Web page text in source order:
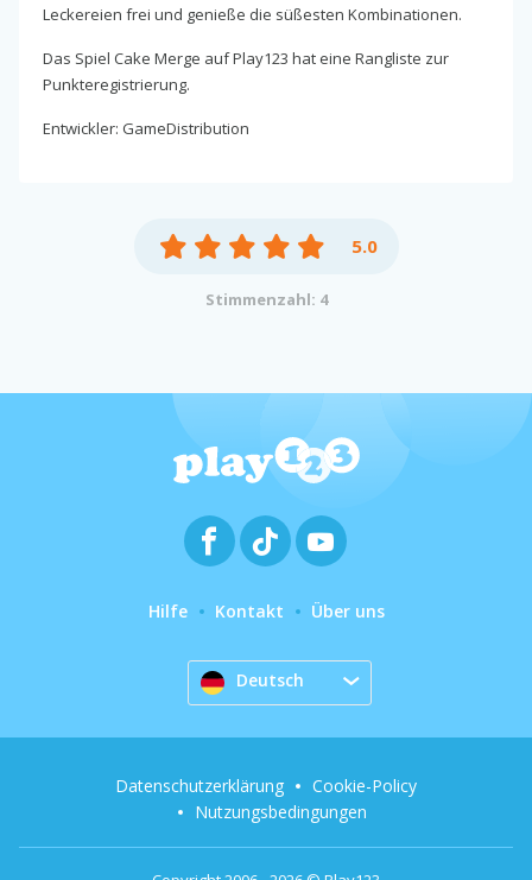
Leckereien frei und genieße die süßesten Kombinationen.
Das Spiel Cake Merge auf Play123 hat eine Rangliste zur
Punkteregistrierung.
Entwickler: GameDistribution
5.0
Stimmenzahl: 4
Hilfe Kontakt Über uns
Deutsch
Datenschutzerklärung
Cookie-Policy
Nutzungsbedingungen